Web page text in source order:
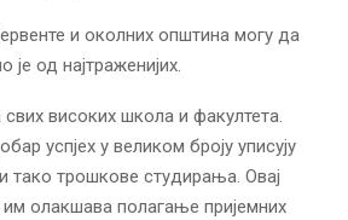
и околних општина могу да
је од најтраженијих.
високих школа и факултета.
успјех у великом броју уписују
тако трошкове студирања. Овај
олакшава полагање пријемних